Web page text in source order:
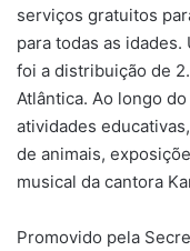
serviços gratuitos
para todas as
foi a distribuição de
Atlântica. Ao longo
atividades
de animais,
musical da cantora
Promovido pela